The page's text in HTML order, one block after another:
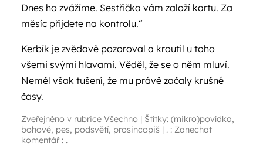
Dnes ho zvážíme. Sestřička vám založí kartu. Za
měsíc přijdete na kontrolu.“
Kerbík je zvědavě pozoroval a kroutil u toho
všemi svými hlavami. Věděl, že se o něm mluví.
Neměl však tušení, že mu právě začaly krušné
časy.
Zveřejněno v rubrice Všechno | Štítky: (mikro)povídka,
bohové, pes, podsvětí, prosincopiš | . : Zanechat
komentář : .